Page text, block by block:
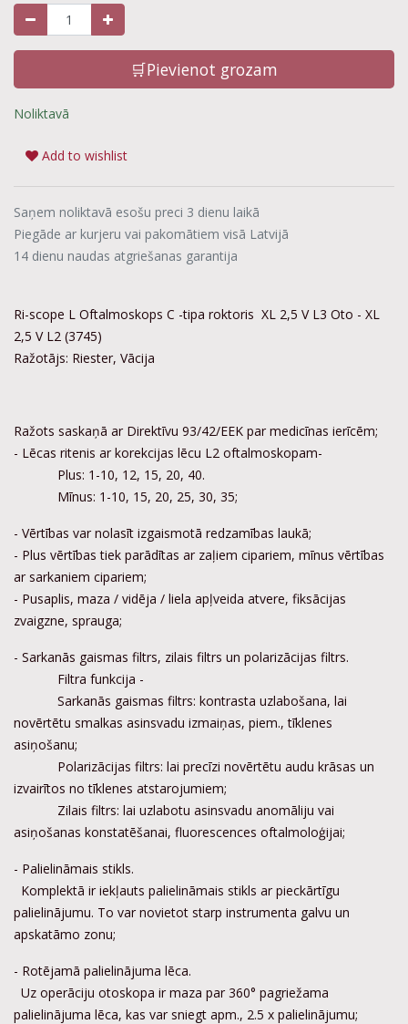
🛒Pievienot grozam
Noliktavā
Add to wishlist
Saņem noliktavā esošu preci 3 dienu laikā
Piegāde ar kurjeru vai pakomātiem visā Latvijā
14 dienu naudas atgriešanas garantija
Ri-scope L Oftalmoskops C -tipa roktoris XL 2,5 V L3 Oto - XL
2,5 V L2 (3745)
Ražotājs: Riester, Vācija
Ražots saskaņā ar Direktīvu 93/42/EEK par medicīnas ierīcēm;
- Lēcas ritenis ar korekcijas lēcu L2 oftalmoskopam-
Plus: 1-10, 12, 15, 20, 40.
Mīnus: 1-10, 15, 20, 25, 30, 35;
- Vērtības var nolasīt izgaismotā redzamības laukā;
- Plus vērtības tiek parādītas ar zaļiem cipariem, mīnus vērtības
ar sarkaniem cipariem;
- Pusaplis, maza / vidēja / liela apļveida atvere, fiksācijas
zvaigzne, sprauga;
- Sarkanās gaismas filtrs, zilais filtrs un polarizācijas filtrs.
Filtra funkcija -
Sarkanās gaismas filtrs: kontrasta uzlabošana, lai
novērtētu smalkas asinsvadu izmaiņas, piem., tīklenes
asiņošanu;
Polarizācijas filtrs: lai precīzi novērtētu audu krāsas un
izvairītos no tīklenes atstarojumiem;
Zilais filtrs: lai uzlabotu asinsvadu anomāliju vai
asiņošanas konstatēšanai, fluorescences oftalmoloģijai;
- Palielināmais stikls.
Komplektā ir iekļauts palielināmais stikls ar pieckārtīgu
palielinājumu. To var novietot starp instrumenta galvu un
apskatāmo zonu;
- Rotējamā palielinājuma lēca.
Uz operāciju otoskopa ir maza par 360° pagriežama
palielinājuma lēca, kas var sniegt apm., 2.5 x palielinājumu;